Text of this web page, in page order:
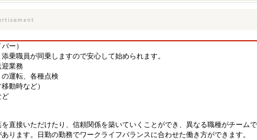
ー）
乗職員が同乗しますので安心して始められます。
業務
運転、各種点検
動時など）
ど
直接いただけたり、信頼関係を築いていくことができ、異なる職種がチーム
ります。日勤の勤務でワークライフバランスに合わせた働き方ができます。